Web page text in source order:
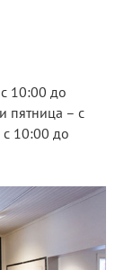
10:00 до
пятница – с
с 10:00 до